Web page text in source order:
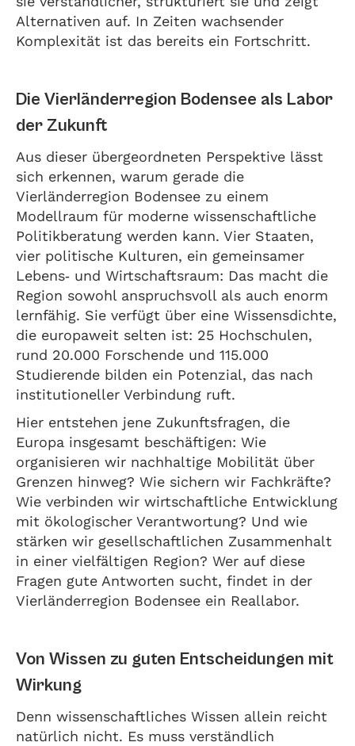
Alternativen auf. In Zeiten wachsender
Komplexität ist das bereits ein Fortschritt.
Die Vierländerregion Bodensee als Labor
der Zukunft
Aus dieser übergeordneten Perspektive lässt
sich erkennen, warum gerade die
Vierländerregion Bodensee zu einem
Modellraum für moderne wissenschaftliche
Politikberatung werden kann. Vier Staaten,
vier politische Kulturen, ein gemeinsamer
Lebens‑ und Wirtschaftsraum: Das macht die
Region sowohl anspruchsvoll als auch enorm
lernfähig. Sie verfügt über eine Wissensdichte,
die europaweit selten ist: 25 Hochschulen,
rund 20.000 Forschende und 115.000
Studierende bilden ein Potenzial, das nach
institutioneller Verbindung ruft.
Hier entstehen jene Zukunftsfragen, die
Europa insgesamt beschäftigen: Wie
organisieren wir nachhaltige Mobilität über
Grenzen hinweg? Wie sichern wir Fachkräfte?
Wie verbinden wir wirtschaftliche Entwicklung
mit ökologischer Verantwortung? Und wie
stärken wir gesellschaftlichen Zusammenhalt
in einer vielfältigen Region? Wer auf diese
Fragen gute Antworten sucht, findet in der
Vierländerregion Bodensee ein Reallabor.
Von Wissen zu guten Entscheidungen mit
Wirkung
Denn wissenschaftliches Wissen allein reicht
natürlich nicht. Es muss verständlich